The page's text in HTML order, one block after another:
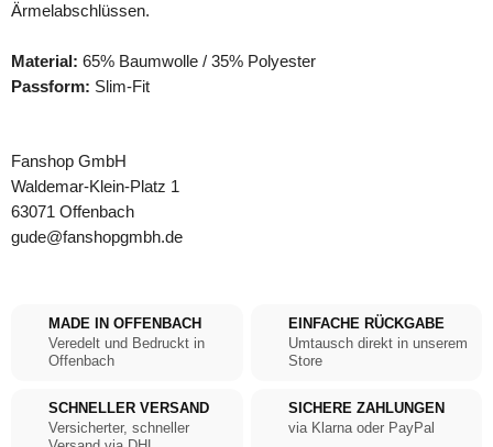
Ärmelabschlüssen.
Material: 65% Baumwolle / 35% Polyester
Passform: Slim-Fit
Fanshop GmbH
Waldemar-Klein-Platz 1
63071 Offenbach
gude@fanshopgmbh.de
MADE IN OFFENBACH
Veredelt und Bedruckt in
Offenbach
EINFACHE RÜCKGABE
Umtausch direkt in unserem
Store
SCHNELLER VERSAND
Versicherter, schneller
SICHERE ZAHLUNGEN
via Klarna oder PayPal